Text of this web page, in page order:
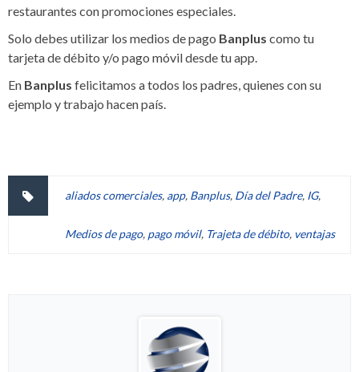
restaurantes con promociones especiales.
Solo debes utilizar los medios de pago Banplus como tu
tarjeta de débito y/o pago móvil desde tu app.
En Banplus felicitamos a todos los padres, quienes con su
ejemplo y trabajo hacen país.
aliados comerciales, app, Banplus, Día del Padre, IG,
Medios de pago, pago móvil, Trajeta de débito, ventajas